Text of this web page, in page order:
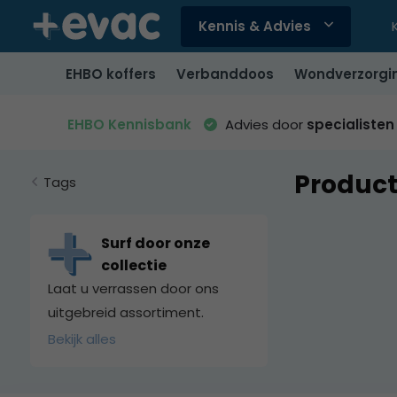
Kennis & Advies
Gebruik
de
pijltjes
een
selecteren.
Enter
om
EHBO koffers Verbanddoos
EHBO Kennisbank Advies door specialisten
Tags
Surf door onze
collectie
Laat u verrassen door ons
uitgebreid assortiment.
Bekijk alles